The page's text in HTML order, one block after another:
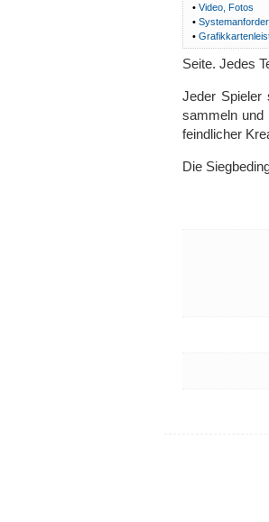
• Video, Fotos
•
•
Seite. Jedes
Jeder Spieler
sammeln
feindlicher
Die